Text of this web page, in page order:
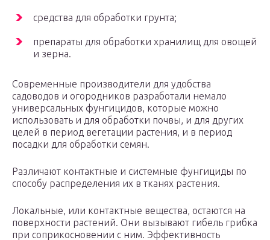
средства для обработки грунта;
препараты для обработки хранилищ для овощей
и зерна.
Современные производители для удобства
садоводов и огородников разработали немало
универсальных фунгицидов, которые можно
использовать и для обработки почвы, и для других
целей в период вегетации растения, и в период
посадки для обработки семян.
Различают контактные и системные фунгициды по
способу распределения их в тканях растения.
Локальные, или контактные вещества, остаются на
поверхности растений. Они вызывают гибель грибка
при соприкосновении с ним. Эффективность